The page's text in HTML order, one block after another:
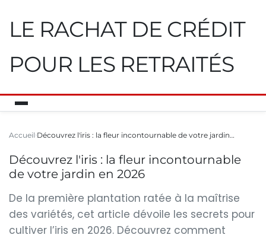
LE RACHAT DE CRÉDIT
POUR LES RETRAITÉS
Accueil Découvrez l'iris : la fleur incontournable de votre jardin…
Découvrez l'iris : la fleur incontournable
de votre jardin en 2026
De la première plantation ratée à la maîtrise
des variétés, cet article dévoile les secrets pour
cultiver l’iris en 2026. Découvrez comment